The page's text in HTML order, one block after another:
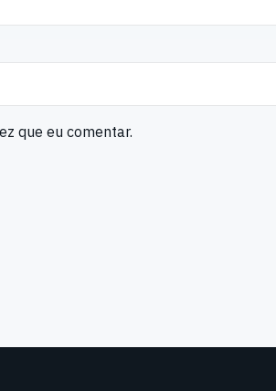
que eu comentar.